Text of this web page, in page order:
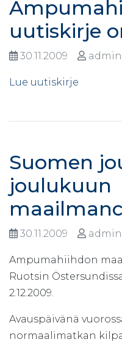
uutiskirje
30.11.2009 admin
Lue uutiskirje
Suomen
joulukuun
30.11.2009 admin
Ampumahiihdon
Ruotsin
2.12.2009.
Avauspäivänä
normaalimatkan